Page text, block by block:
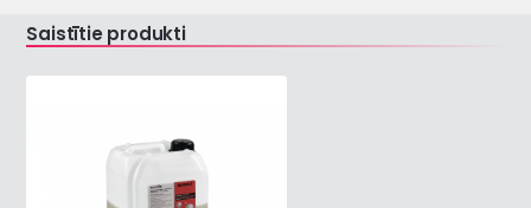
Saistītie produkti